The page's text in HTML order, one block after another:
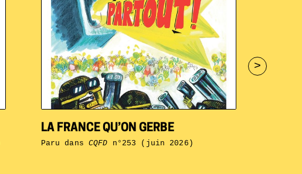
>
LA FRANCE QU’ON GERBE
Paru dans CQFD n°253 (juin 2026)